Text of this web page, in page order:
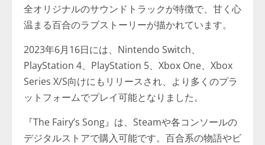
全オリジナルのサウンドトラックが特徴で、甘く心
温まる百合のラブストーリーが描かれています。
2023年6月16日には、Nintendo Switch、
PlayStation 4、PlayStation 5、Xbox One、Xbox
Series X/S向けにもリリースされ、より多くのプラ
ットフォームでプレイ可能となりました。
『The Fairy’s Song』は、Steamや各コンソールの
デジタルストアで購入可能です。百合系の物語やビ